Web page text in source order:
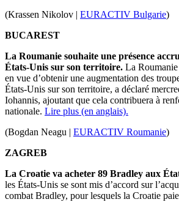
(Krassen Nikolov | EURACTIV Bulgarie)
BUCAREST
La Roumanie souhaite une présence
États-Unis sur son territoire. La
en vue d’obtenir une augmentation des
États-Unis sur son territoire, a déclaré
Iohannis, ajoutant que cela contribuera à
nationale. Lire plus (en anglais).
(Bogdan Neagu | EURACTIV Roumanie)
ZAGREB
La Croatie va acheter 89 Bradley aux
les États-Unis se sont mis d’accord sur
combat Bradley, pour lesquels la Croatie